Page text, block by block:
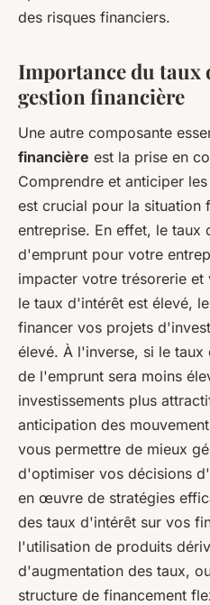
des risques financiers.
Importance du taux
gestion financière
Une autre composante
financière est la prise en
Comprendre et anticiper
est crucial pour la situation
entreprise. En effet, le taux
d'emprunt pour votre
impacter votre trésorerie
le taux d'intérêt est élevé,
financer vos projets
élevé. À l'inverse, si le
de l'emprunt sera moins
investissements plus
anticipation des
vous permettre de mieux
d'optimiser vos décisions
en œuvre de stratégies
des taux d'intérêt sur vos
l'utilisation de produits
d'augmentation des taux,
structure de financement